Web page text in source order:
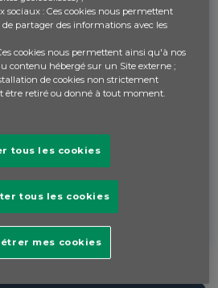
SUIS JEUNE
toi gratuitement
sociaux : Ces cookies nous permettent
partager des informations avec les
cookies nous permettent ainsi qu'à nos
contenu hébergé sur un Site externe ;
de cookies non strictement
être retiré ou donné à tout moment.
tous les cookies
tous les cookies
mes cookies